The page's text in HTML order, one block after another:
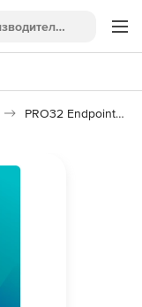
PRO32 Endpoint Security Advanced